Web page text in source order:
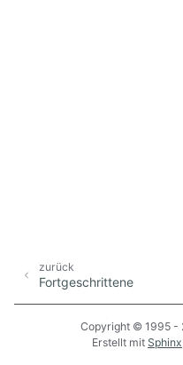
zurück
Fortgeschrittene
Copyright © 1995 -
Erstellt mit Sphinx